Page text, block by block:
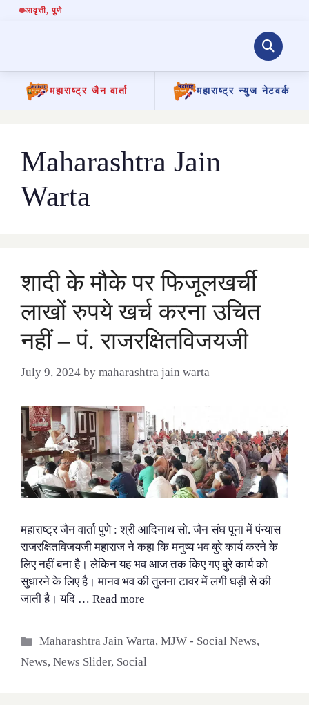
आवृत्ती, पुणे
महाराष्ट्र जैन वार्ता महाराष्ट्र न्युज नेटवर्क
contentMaharashtra Jain
Warta
शादी के मौके पर फिजूलखर्ची
लाखों रुपये खर्च करना उचित
नहीं – पं. राजरक्षितविजयजी
July 9, 2024 by maharashtra jain warta
महाराष्ट्र जैन वार्ता पुणे : श्री आदिनाथ सो. जैन संघ पूना में पंन्यास
राजरक्षितविजयजी महाराज ने कहा कि मनुष्य भव बुरे कार्य करने के
लिए नहीं बना है। लेकिन यह भव आज तक किए गए बुरे कार्य को
सुधारने के लिए है। मानव भव की तुलना टावर में लगी घड़ी से की
जाती है। यदि … Read more
Categories
Maharashtra Jain Warta,MJW - Social News,
News, News Slider, Social